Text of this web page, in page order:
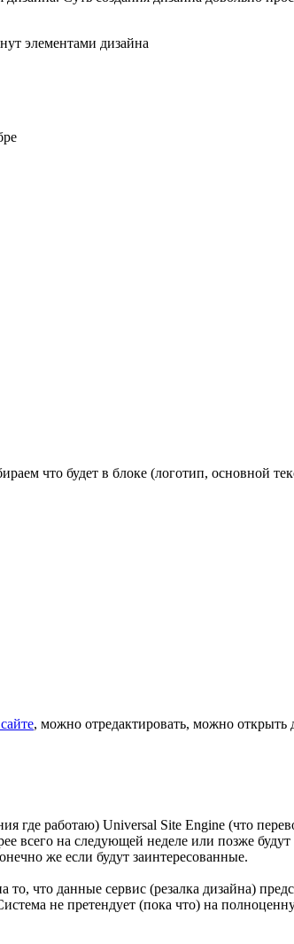
элементами дизайна
что будет в блоке (логотип, основной
, можно отредактировать, можно
где работаю) Universal Site Engine (что
всего на следующей неделе или позже
же если будут заинтересованные.
что данные сервис (резалка дизайна)
не претендует (пока что) на